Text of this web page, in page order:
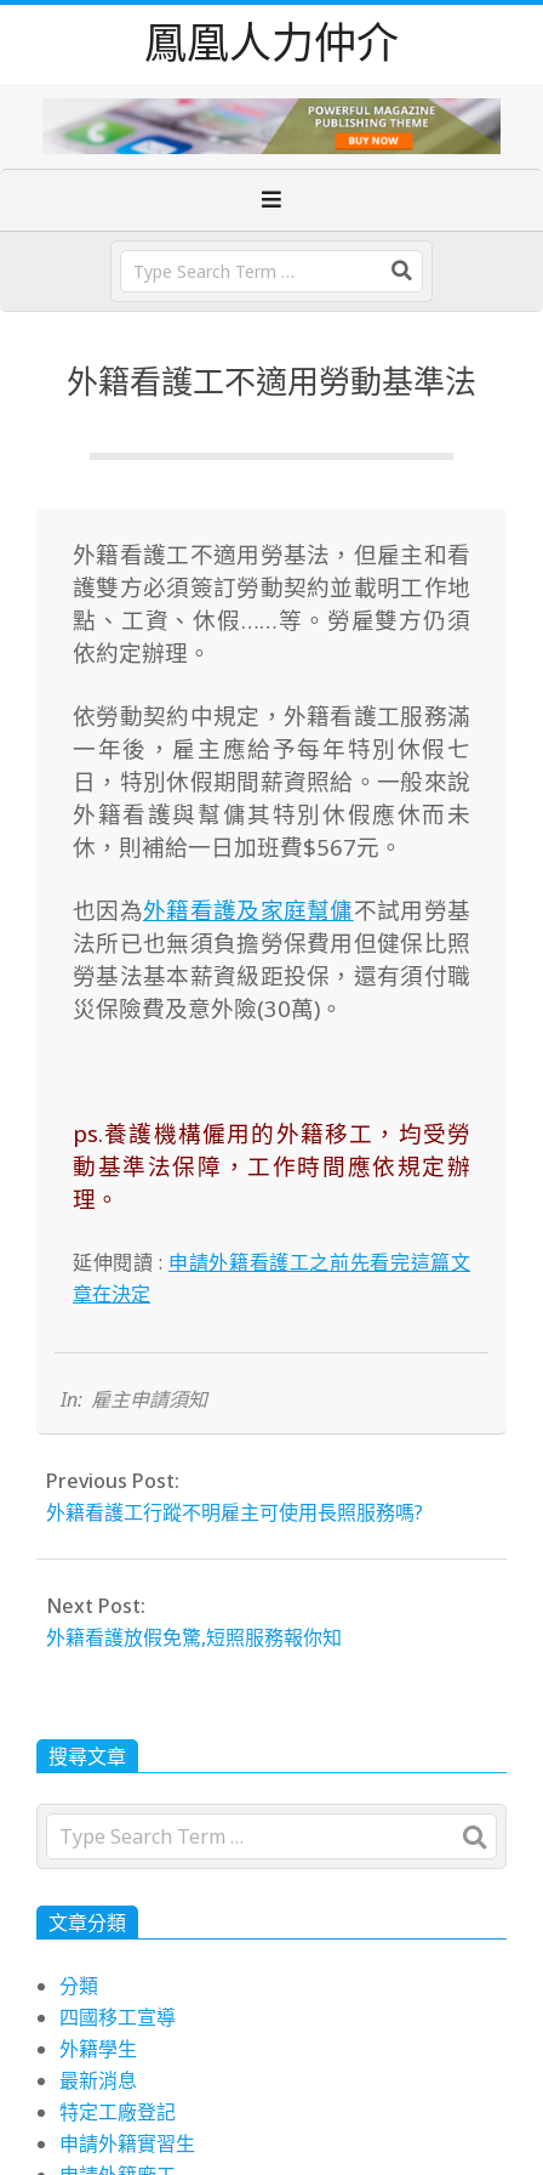
鳳凰人力仲介
外籍看護工不適用勞動基準法
外籍看護工不適用勞基法，但雇主和看
護雙方必須簽訂勞動契約並載明工作地
點、工資、休假……等。勞雇雙方仍須
依約定辦理。
依勞動契約中規定，外籍看護工服務滿
一年後，雇主應給予每年特別休假七
日，特別休假期間薪資照給。一般來說
外籍看護與幫傭其特別休假應休而未
休，則補給一日加班費$567元。
也因為外籍看護及家庭幫傭不試用勞基
法所已也無須負擔勞保費用但健保比照
勞基法基本薪資級距投保，還有須付職
災保險費及意外險(30萬)。
ps.養護機構僱用的外籍移工，均受勞
動基準法保障，工作時間應依規定辦
理。
延伸閱讀 : 申請外籍看護工之前先看完這篇文
章在決定
28
In: 雇主申請須知
Previous Post:
外籍看護工行蹤不明雇主可使用長照服務嗎?
Next Post:
外籍看護放假免驚,短照服務報你知
搜尋文章
Search
文章分類
分類
四國移工宣導
外籍學生
最新消息
特定工廠登記
申請外籍實習生